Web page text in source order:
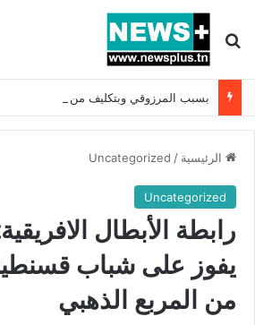
بحث عن
الرئيسية /
Uncategorized
Uncategorized
رابطة الأبطال
يفوز على شباب
من المربع الذهبي